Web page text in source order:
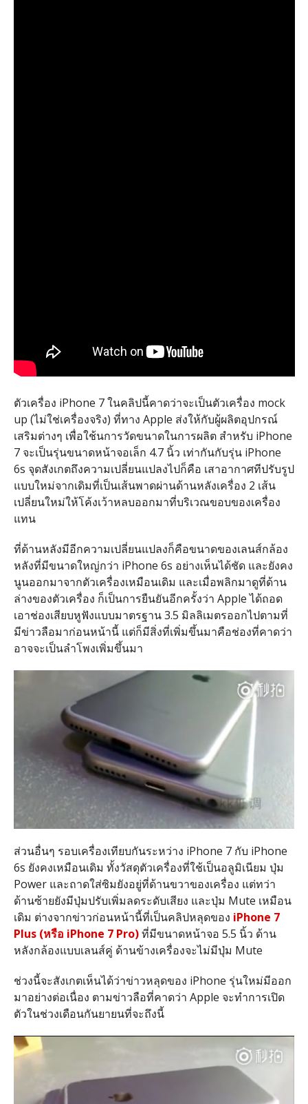
ตัวเครื่อง iPhone 7 ในคลิปนี้คาดว่าจะเป็นตัวเครื่อง mock
up (ไม่ใช่เครื่องจริง) ที่ทาง Apple ส่งให้กับผู้ผลิตอุปกรณ์
เสริมต่างๆ เพื่อใช้นการวัดขนาดในการผลิต สำหรับ iPhone
7 จะเป็นรุ่นขนาดหน้าจอเล็ก 4.7 นิ้ว เท่ากันกับรุ่น iPhone
6s จุดสังเกตถึงความเปลี่ยนแปลงไปก็คือ เสาอากาศทีปรับรูป
แบบใหม่จากเดิมที่เป็นเส้นพาดผ่านด้านหลังเครื่อง 2 เส้น
เปลี่ยนใหม่ให้โค้งเว้าหลบออกมาที่บริเวณขอบของเครื่อง
แทน
ที่ด้านหลังมีอีกความเปลี่ยนแปลงก็คือขนาดของเลนส์กล้อง
หลังที่มีขนาดใหญ่กว่า iPhone 6s อย่างเห็นได้ชัด และยังคง
นูนออกมาจากตัวเครื่องเหมือนเดิม และเมื่อพลิกมาดูที่ด้าน
ล่างของตัวเครื่อง ก็เป็นการยืนยันอีกครั้งว่า Apple ได้ถอด
เอาช่องเสียบหูฟังแบบมาตรฐาน 3.5 มิลลิเมตรออกไปตามที่
มีข่าวลือมาก่อนหน้านี้ แต่ก็มีสิ่งที่เพิ่มขึ้นมาคือช่องที่คาดว่า
อาจจะเป็นลำโพงเพิ่มขึ้นมา
ส่วนอื่นๆ รอบเครื่องเทียบกันระหว่าง iPhone 7 กับ iPhone
6s ยังคงเหมือนเดิม ทั้งวัสดุตัวเครื่องที่ใช้เป็นอลูมิเนียม ปุ่ม
Power และถาดใส่ซิมยังอยู่ที่ด้านขวาของเครื่อง แต่ทว่า
ด้านซ้ายยังมีปุ่มปรับเพิ่มลดระดับเสียง และปุ่ม Mute เหมือน
เดิม ต่างจากข่าวก่อนหน้านี้ที่เป็นคลิปหลุดของ iPhone 7
Plus (หรือ iPhone 7 Pro)ที่มีขนาดหน้าจอ 5.5 นิ้ว ด้าน
หลังกล้องแบบเลนส์คู่ ด้านข้างเครื่องจะไม่มีปุ่ม Mute
ช่วงนี้จะสังเกตเห็นได้ว่าข่าวหลุดของ iPhone รุ่นใหม่มีออก
มาอย่างต่อเนื่อง ตามข่าวลือที่คาดว่า Apple จะทำการเปิด
ตัวในช่วงเดือนกันยายนที่จะถึงนี้